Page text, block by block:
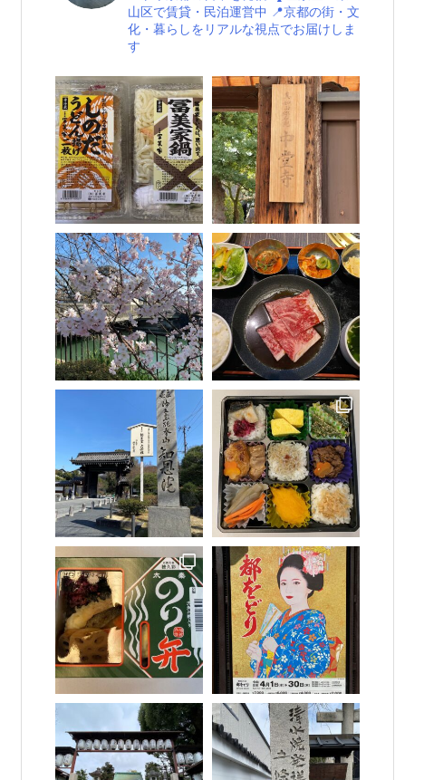
山区で賃貸・民泊運営中 📍京都の街・文
化・暮らしをリアルな視点でお届けしま
す